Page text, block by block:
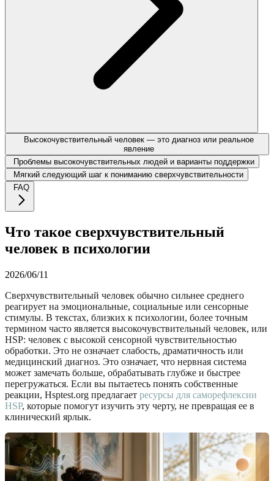
Высокочувствительный человек — это диагноз или реальное
явление
Проблемы высокочувствительных людей и варианты поддержки
Мягкий следующий шаг к пониманию сверхчувствительности
FAQ
Что такое сверхчувствительный
человек в психологии
2026/06/11
Сверхчувствительный человек обычно сильнее среднего
реагирует на эмоциональные, социальные или сенсорные
стимулы. В текстах, близких к психологии, более точным
термином часто является высокочувствительный человек, или
HSP: человек с высокой сенсорной чувствительностью
обработки. Это не означает слабость, драматичность или
медицинский диагноз. Это означает, что нервная система
может замечать больше, обрабатывать глубже и быстрее
перегружаться. Если вы пытаетесь понять собственные
реакции, Hsptest.org предлагает ресурсы для саморефлексии
HSP, которые помогут изучить эту черту, не превращая ее в
клинический ярлык.